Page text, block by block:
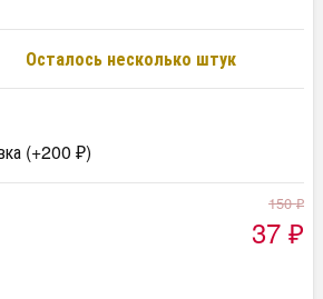
Осталось несколько штук
(+200 ₽)
150₽
37 ₽